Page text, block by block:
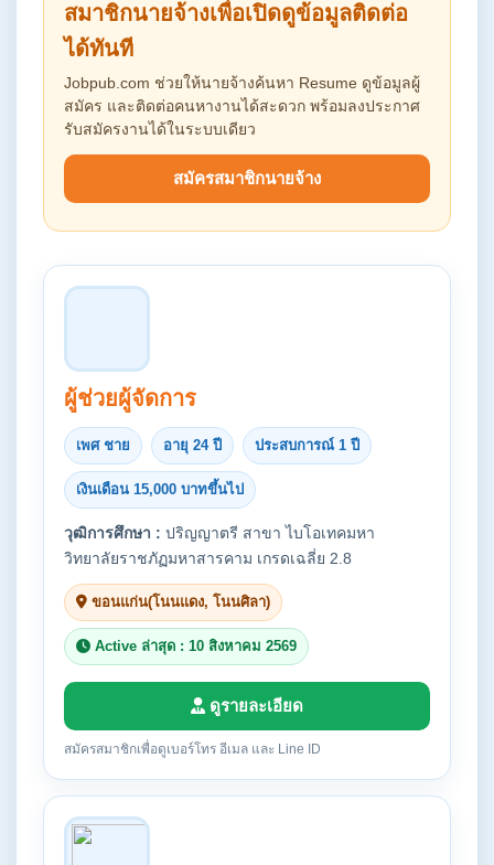
สมาชิกนายจ้างเพื่อเปิดดูข้อมูลติดต่อ
ได้ทันที
Jobpub.com ช่วยให้นายจ้างค้นหา Resume ดูข้อมูลผู้
สมัคร และติดต่อคนหางานได้สะดวก พร้อมลงประกาศ
รับสมัครงานได้ในระบบเดียว
สมัครสมาชิกนายจ้าง
ผู้ช่วยผู้จัดการ
เพศ ชาย อายุ 24 ปี ประสบการณ์ 1 ปี
เงินเดือน 15,000 บาทขึ้นไป
วุฒิการศึกษา : ปริญญาตรี สาขา ไบโอเทคมหา
วิทยาลัยราชภัฏมหาสารคาม เกรดเฉลี่ย 2.8
ขอนแก่น(โนนแดง, โนนศิลา)
Active ล่าสุด : 10 สิงหาคม 2569
ดูรายละเอียด
สมัครสมาชิกเพื่อดูเบอร์โทร อีเมล และ Line ID